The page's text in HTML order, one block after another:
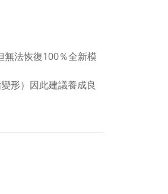
法恢復100％全新模
形）因此建議養成良